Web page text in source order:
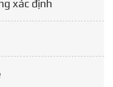
xác định